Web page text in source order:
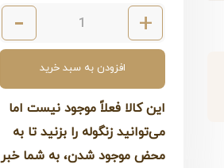
افزودن به سبد خرید
این کالا فعلاً موجود نیست اما
می‌توانید زنگوله را بزنید تا به
محض موجود شدن، به شما خبر